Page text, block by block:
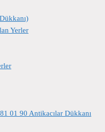
Yerler
01 90 Antikacılar Dükkanı